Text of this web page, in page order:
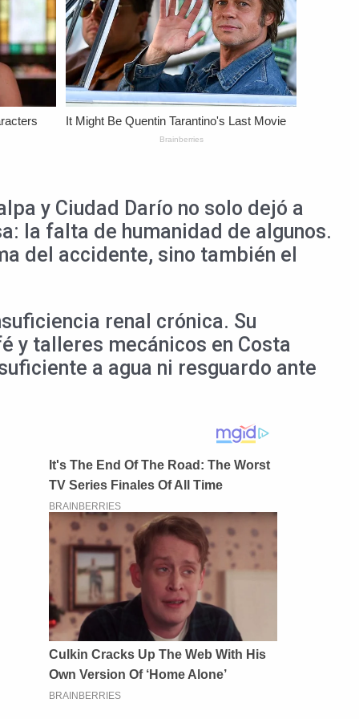
y Ciudad Darío no solo dejó a
la falta de humanidad de algunos.
del accidente, sino también el
renal crónica. Su
y talleres mecánicos en Costa
a agua ni resguardo ante